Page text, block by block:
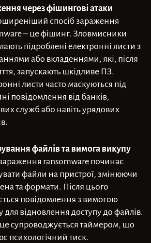
через фішингові атаки
спосіб зараження
– це фішинг. Зловмисники
підроблені електронні листи з
або вкладеннями, які, після
запускають шкідливе ПЗ.
листи часто маскуються під
повідомлення від банків,
служб або навіть урядових
файлів та вимога викупу
ransomware починає
файли на пристрої, змінюючи
та формати. Після цього
повідомлення з вимогою
для відновлення доступу до файлів.
супроводжується таймером, що
психологічний тиск.